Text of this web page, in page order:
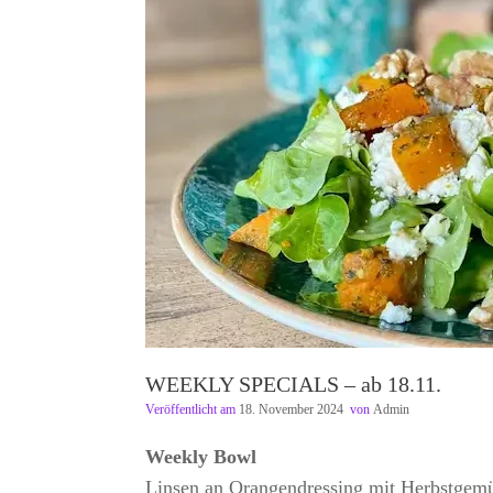
WEEKLY SPECIALS – ab 18.11.
Veröffentlicht am 18. November 2024 von Admin
Weekly Bowl
Linsen an Orangendressing mit